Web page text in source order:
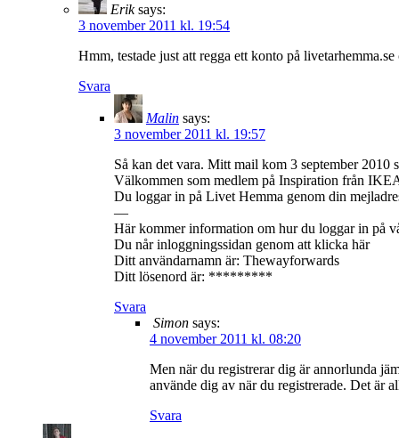
Erik says:
3 november 2011 kl. 19:54
Hmm, testade just att regga ett konto på
Svara
Malin says:
3 november 2011 kl. 19:57
Så kan det vara. Mitt mail kom 3 september
Välkommen som medlem på Inspiration från
Du loggar in på Livet Hemma genom din
—
Här kommer information om hur du loggar in på
Du når inloggningssidan genom att klicka här
Ditt användarnamn är: Thewayforwards
Ditt lösenord är: *********
Svara
Simon says:
4 november 2011 kl. 08:20
Men när du registrerar dig är annorlunda
använde dig av när du registrerade. Det är
Svara